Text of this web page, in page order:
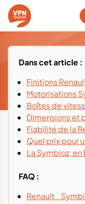
Guide d'achat
Symbioz
Accueil Voiture
Symbioz
Dans cet article :
Finitions
Motorisations
Boîtes de
Dimensions et
Fiabilité de la
Quel prix pour
La Symbioz, en
FAQ :
Renault